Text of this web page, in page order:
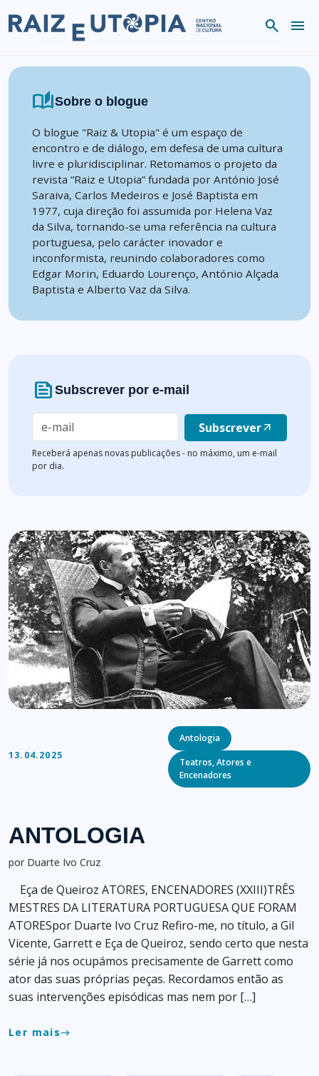
search menu
auto_storiesSobre o blogue
O blogue "Raiz & Utopia" é um espaço de
encontro e de diálogo, em defesa de uma cultura
livre e pluridisciplinar. Retomamos o projeto da
revista “Raiz e Utopia” fundada por António José
Saraiva, Carlos Medeiros e José Baptista em
1977, cuja direção foi assumida por Helena Vaz
da Silva, tornando-se uma referência na cultura
portuguesa, pelo carácter inovador e
inconformista, reunindo colaboradores como
Edgar Morin, Eduardo Lourenço, António Alçada
Baptista e Alberto Vaz da Silva.
news Subscrever por e-mail
Subscreverarrow_outward
Receberá apenas novas publicações - no máximo, um e-mail
por dia.
Lista de artigos
13.04.2025
Categories
Antologia
Teatros, Atores e
Encenadores
ANTOLOGIA
por Duarte Ivo Cruz
Eça de Queiroz ATORES, ENCENADORES (XXIII)TRÊS
MESTRES DA LITERATURA PORTUGUESA QUE FORAM
ATORESpor Duarte Ivo Cruz Refiro-me, no título, a Gil
Vicente, Garrett e Eça de Queiroz, sendo certo que nesta
série já nos ocupámos precisamente de Garrett como
ator das suas próprias peças. Recordamos então as
suas intervenções episódicas mas nem por […]
Ler maiseast